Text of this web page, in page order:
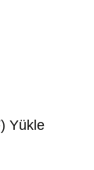
Yükle